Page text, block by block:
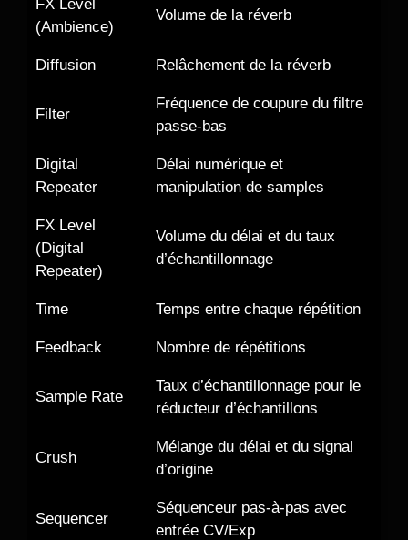
FX Level
(Ambience)
Volume de la réverb
Diffusion Relâchement de la réverb
Filter
Fréquence de coupure du filtre
passe-bas
Digital
Repeater
Délai numérique et
manipulation de samples
FX Level
(Digital
Repeater)
Volume du délai et du taux
d’échantillonnage
Time Temps entre chaque répétition
Feedback Nombre de répétitions
Sample Rate
Taux d’échantillonnage pour le
réducteur d’échantillons
Crush
Mélange du délai et du signal
d’origine
Sequencer
Séquenceur pas-à-pas avec
entrée CV/Exp